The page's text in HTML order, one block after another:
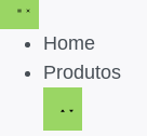
Home
Produtos